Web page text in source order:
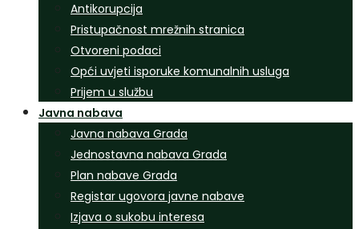
Antikorupcija
Pristupačnost mrežnih stranica
Otvoreni podaci
Opći uvjeti isporuke komunalnih usluga
Prijem u službu
Javna nabava
Javna nabava Grada
Jednostavna nabava Grada
Plan nabave Grada
Registar ugovora javne nabave
Izjava o sukobu interesa